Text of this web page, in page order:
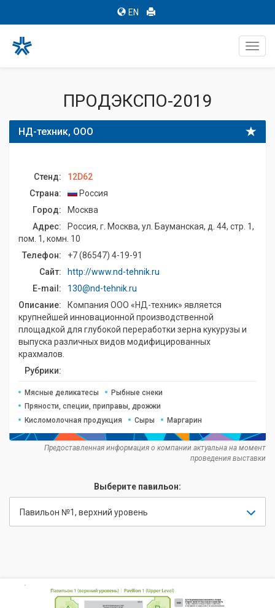
EN
ПРОДЭКСПО-2019
НД-техник, ООО
Стенд:
12D62
Страна:
Россия
Город:
Москва
Адрес:
Россия, г. Москва, ул. Бауманская, д. 44, стр. 1,
пом. 1, комн. 10
Телефон:
+7 (86547) 4-19-91
Сайт:
http://www.nd-tehnik.ru
E-mail:
130@nd-tehnik.ru
Описание:
Компания ООО «НД-техник» является
крупнейшей инновационной производственной
площадкой для глубокой переработки зерна кукурузы и
выпуска различных видов модифицированных
крахмалов.
Рубрики:
Мясные деликатесы
Рыбные снеки
Пряности, специи, приправы, дрожжи
Кисломолочная продукция
Сыры Маргарин
Предоставленная информация о компании актуальна на момент
проведения выставки
Выберите павильон:
Павильон №1, верхний уровень